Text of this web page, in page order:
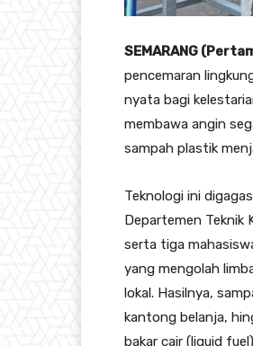
SEMARANG
pencemaran
nyata bagi
membawa angin
sampah plastik
Teknologi ini
Departemen Teknik
serta tiga
yang mengolah
lokal. Hasilnya,
kantong belanja,
bakar cair (liquid